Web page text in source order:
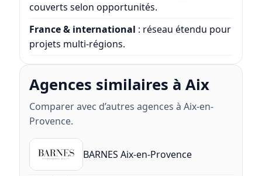
couverts selon opportunités.
France & international : réseau étendu pour
projets multi-régions.
Agences similaires à Aix
Comparer avec d’autres agences à Aix-en-
Provence.
BARNES Aix-en-Provence